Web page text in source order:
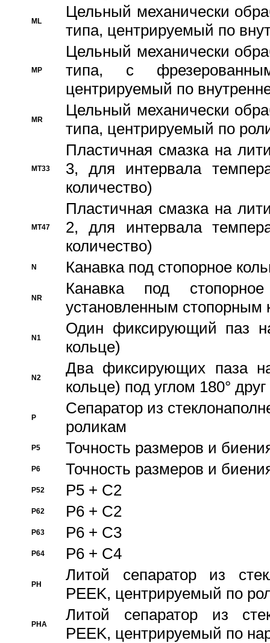
ML
Цельный механически
типа, центрируемый по
MP
Цельный механически
типа, с
центрируемый по
MR
Цельный механически
типа, центрируемый по
MT33
Пластичная смазка на
3, для интервала
количество)
MT47
Пластичная смазка на
2, для интервала
количество)
N Канавка под стопорное
NR
Канавка под
установленным стопорным
N1
Один фиксирующий паз
кольце)
N2
Два фиксирующих паза
кольце) под углом 180° друг
P
Cепаратор из
роликам
P5 Точность размеров и
P6 Точность размеров и
P52 P5 + C2
P62 P6 + C2
P63 P6 + C3
P64 P6 + C4
PH
Литой сепаратор из
PEEK, центрируемый по
PHA
Литой сепаратор из
PEEK, центрируемый по